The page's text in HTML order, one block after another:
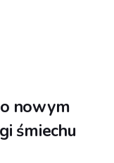
nowym
śmiechu